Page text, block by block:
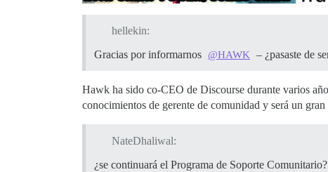
hellekin:
Gracias por informarnos @HAWK – ¿pasaste de
Hawk ha sido co-CEO de Discourse durante varios
conocimientos de gerente de comunidad y será un
NateDhaliwal:
¿se continuará el Programa de Soporte Comunitario?